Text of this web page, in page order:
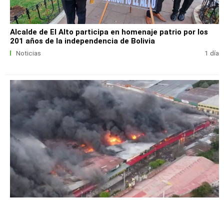
Alcalde de El Alto participa en homenaje patrio por los
201 años de la independencia de Bolivia
Noticias 1 día